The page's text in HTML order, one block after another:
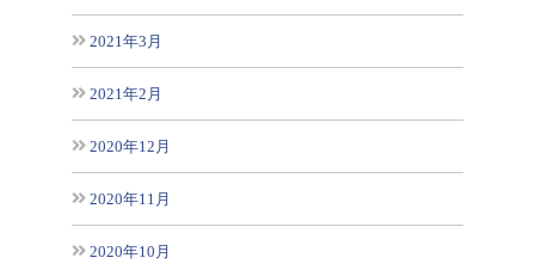
2021年3月
2021年2月
2020年12月
2020年11月
2020年10月